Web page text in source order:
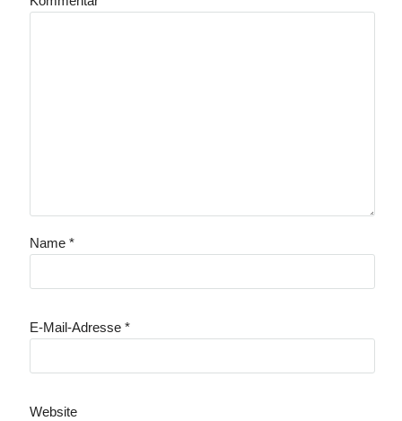
Name *
E-Mail-Adresse *
Website